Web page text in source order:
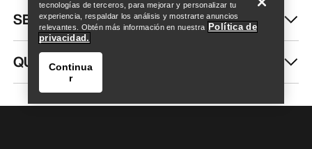
SEGUIR COMPRANDO
QUIÉNES SOMOS
tecnologías de terceros, para mejorar y personalizar tu
experiencia, respaldar los análisis y mostrarte anuncios
relevantes. Obtén más información en nuestra Política de
privacidad.
Continua
r